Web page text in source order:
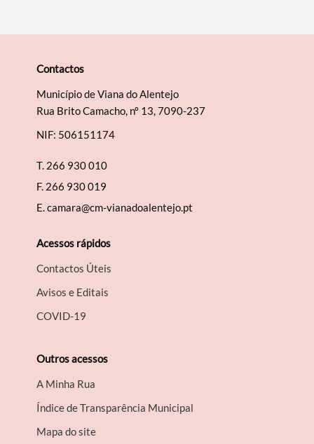
Contactos
Município de Viana do Alentejo
Rua Brito Camacho, nº 13, 7090-237
NIF: 506151174
T. 266 930 010
F. 266 930 019
E.camara@cm-vianadoalentejo.pt
Acessos rápidos
Contactos Úteis
Avisos e Editais
COVID-19
Outros acessos
A Minha Rua
Índice de Transparência Municipal
Mapa do site